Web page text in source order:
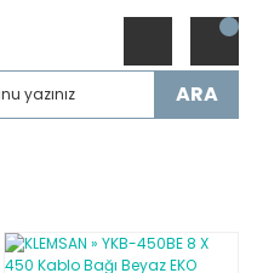
ARA